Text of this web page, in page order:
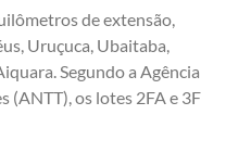
de extensão,
Uruçuca, Ubaitaba,
Segundo a Agência
(ANTT), os lotes 2FA e 3F